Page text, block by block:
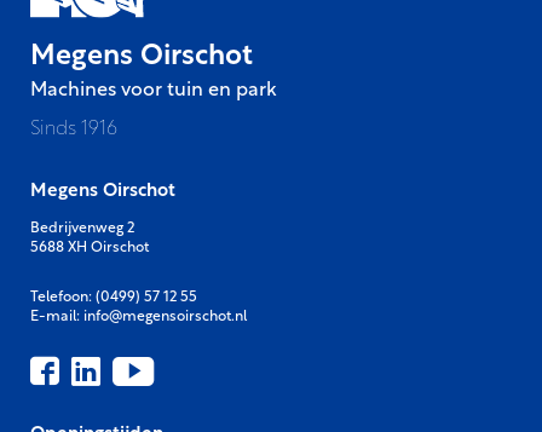
Megens Oirschot
Machines voor tuin en park
Sinds 1916
Megens Oirschot
Bedrijvenweg 2
5688 XH Oirschot
Telefoon: (0499) 57 12 55
E-mail: info@megensoirschot.nl